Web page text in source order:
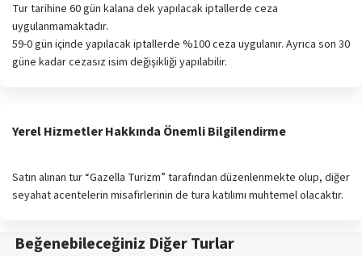
Tur tarihine 60 gün kalana dek yapılacak iptallerde ceza
uygulanmamaktadır.
59-0 gün içinde yapılacak iptallerde %100 ceza uygulanır. Ayrıca son 30
güne kadar cezasız isim değişikliği yapılabilir.
Yerel Hizmetler Hakkında Önemli Bilgilendirme
Satın alınan tur “Gazella Turizm” tarafından düzenlenmekte olup, diğer
seyahat acentelerin misafirlerinin de tura katılımı muhtemel olacaktır.
Beğenebileceğiniz Diğer Turlar